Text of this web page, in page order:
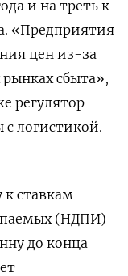
и на треть к
«Предприятия
цен из-за
сбыта»,
регулятор
логистикой.
к ставкам
(НДПИ)
до конца